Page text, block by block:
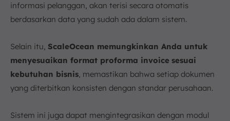
informasi pelanggan, akan terisi secara otomatis
berdasarkan data yang sudah ada dalam sistem.
Selain itu, ScaleOcean memungkinkan Anda untuk
menyesuaikan format proforma invoice sesuai
kebutuhan bisnis, memastikan bahwa setiap dokumen
yang diterbitkan konsisten dengan standar perusahaan.
Sistem ini juga dapat mengintegrasikan dengan modul